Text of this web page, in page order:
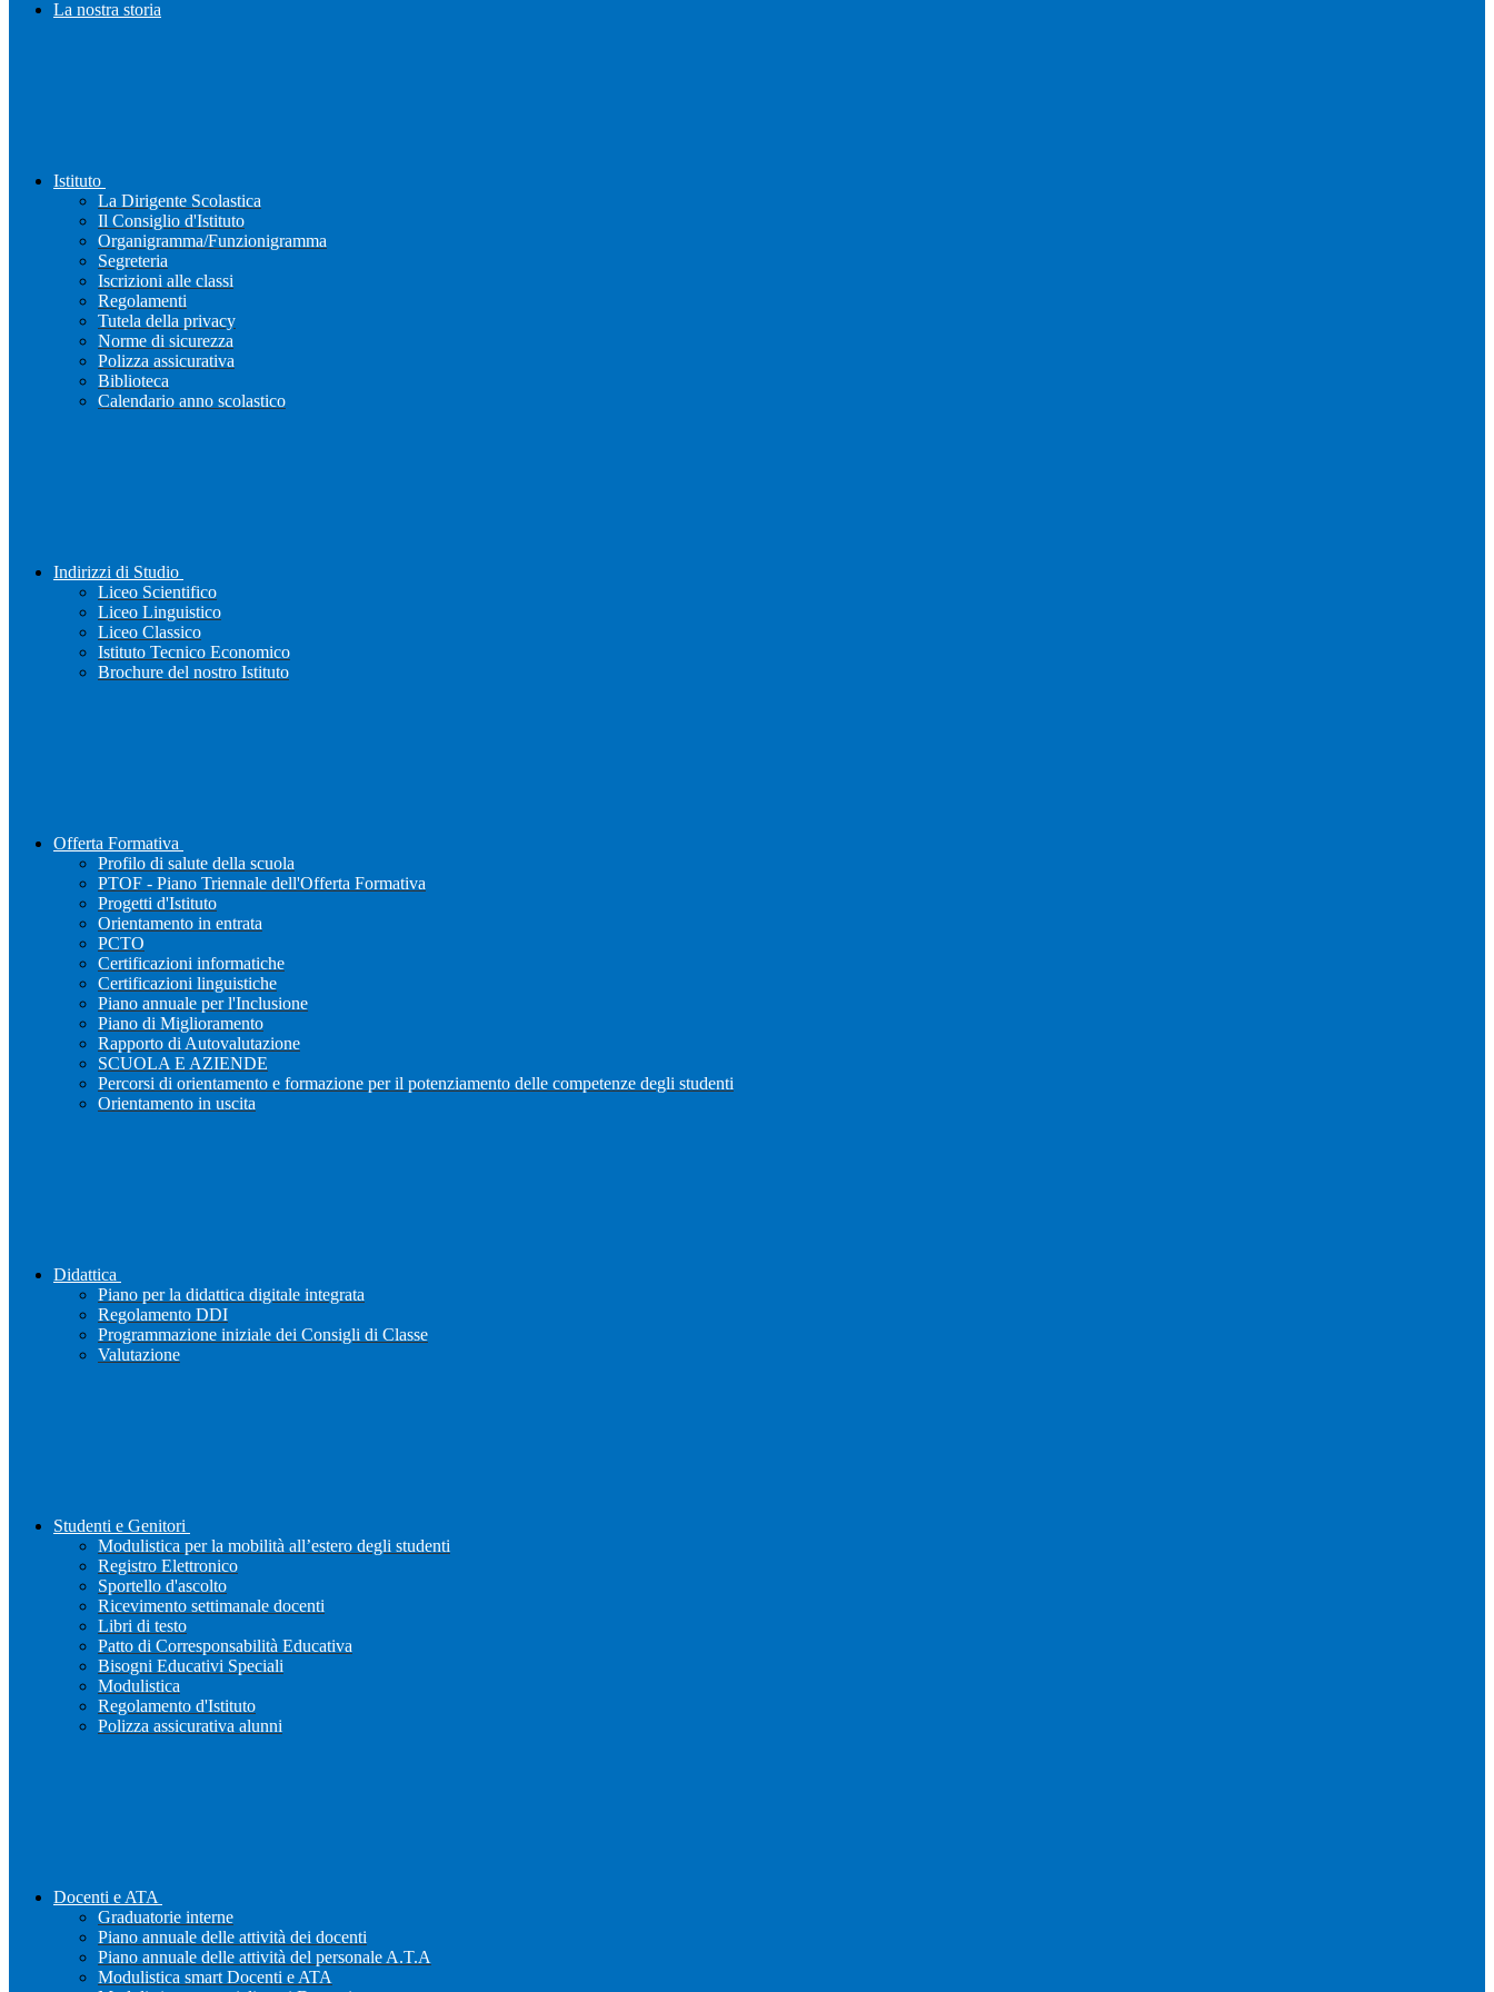
La nostra storia
Istituto
La Dirigente Scolastica
Il Consiglio d'Istituto
Organigramma/Funzionigramma
Segreteria
Iscrizioni alle classi
Regolamenti
Tutela della privacy
Norme di sicurezza
Polizza assicurativa
Biblioteca
Calendario anno scolastico
Indirizzi di Studio
Liceo Scientifico
Liceo Linguistico
Liceo Classico
Istituto Tecnico Economico
Brochure del nostro Istituto
Offerta Formativa
Profilo di salute della scuola
PTOF - Piano Triennale dell'Offerta Formativa
Progetti d'Istituto
Orientamento in entrata
PCTO
Certificazioni informatiche
Certificazioni linguistiche
Piano annuale per l'Inclusione
Piano di Miglioramento
Rapporto di Autovalutazione
SCUOLA E AZIENDE
Percorsi di orientamento e formazione per il potenziamento delle competenze degli studenti
Orientamento in uscita
Didattica
Piano per la didattica digitale integrata
Regolamento DDI
Programmazione iniziale dei Consigli di Classe
Valutazione
Studenti e Genitori
Modulistica per la mobilità all’estero degli studenti
Registro Elettronico
Sportello d'ascolto
Ricevimento settimanale docenti
Libri di testo
Patto di Corresponsabilità Educativa
Bisogni Educativi Speciali
Modulistica
Regolamento d'Istituto
Polizza assicurativa alunni
Docenti e ATA
Graduatorie interne
Piano annuale delle attività dei docenti
Piano annuale delle attività del personale A.T.A
Modulistica smart Docenti e ATA